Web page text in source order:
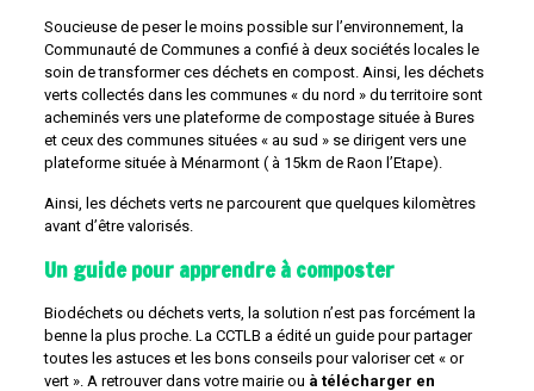
Soucieuse de peser le moins possible sur l’environnement, la
Communauté de Communes a confié à deux sociétés locales le
soin de transformer ces déchets en compost. Ainsi, les déchets
verts collectés dans les communes « du nord » du territoire sont
acheminés vers une plateforme de compostage située à Bures
et ceux des communes situées « au sud » se dirigent vers une
plateforme située à Ménarmont ( à 15km de Raon l’Etape).
Ainsi, les déchets verts ne parcourent que quelques kilomètres
avant d’être valorisés.
Un guide pour apprendre à composter
Biodéchets ou déchets verts, la solution n’est pas forcément la
benne la plus proche. La CCTLB a édité un guide pour partager
toutes les astuces et les bons conseils pour valoriser cet « or
vert ». A retrouver dans votre mairie ou à télécharger en